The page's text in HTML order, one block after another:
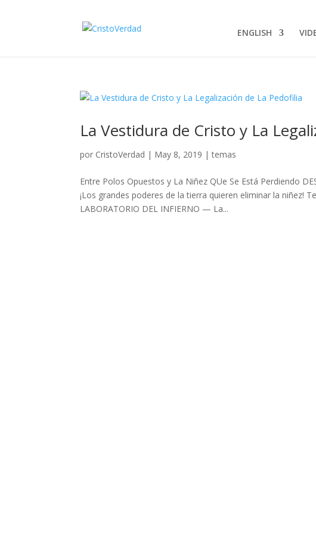
ENGLISH
La Vestidura de Cristo y La
por CristoVerdad | May 8, 2019 |temas
Entre Polos Opuestos y La Niñez QUe Se Está Perdiendo
¡Los grandes poderes de la tierra quieren eliminar la niñez!
LABORATORIO DEL INFIERNO — La...